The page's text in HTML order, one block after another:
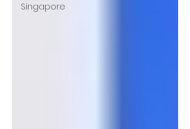
Singapore